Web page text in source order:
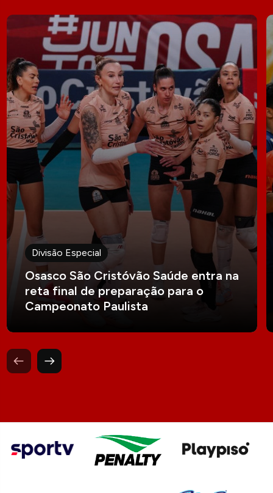
Divisão Especial
Osasco São Cristóvão Saúde entra na
reta final de preparação para o
Campeonato Paulista